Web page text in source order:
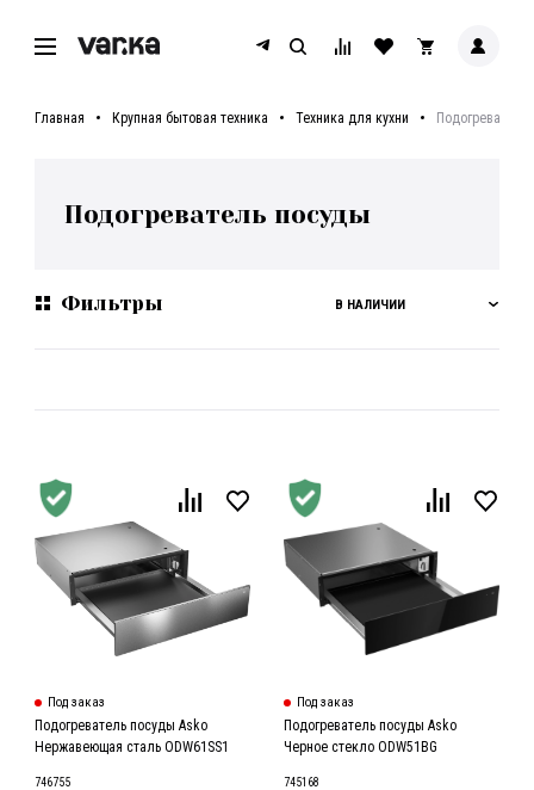
Главная Крупная бытовая техника Техника для кухни
Подогреватель посуды
Фильтры В НАЛИЧИИ
Под заказ
Подогреватель посуды Asko
Нержавеющая сталь ODW61SS1
746755
Под заказ
Подогреватель посуды Asko
Черное стекло ODW51BG
745168